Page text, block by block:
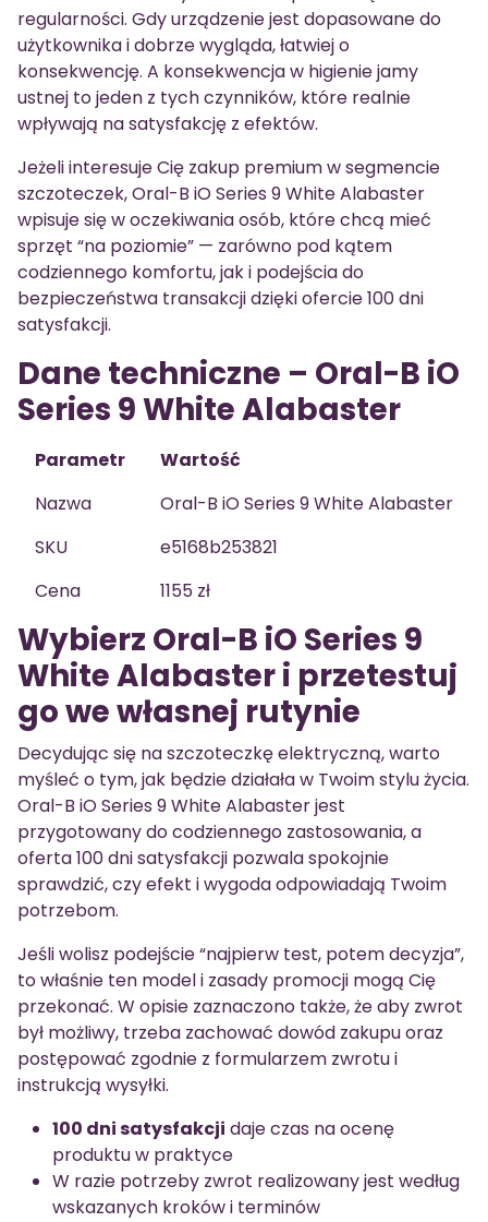
regularności. Gdy urządzenie jest dopasowane do
użytkownika i dobrze wygląda, łatwiej o
konsekwencję. A konsekwencja w higienie jamy
ustnej to jeden z tych czynników, które realnie
wpływają na satysfakcję z efektów.
Jeżeli interesuje Cię zakup premium w segmencie
szczoteczek, Oral-B iO Series 9 White Alabaster
wpisuje się w oczekiwania osób, które chcą mieć
sprzęt “na poziomie” — zarówno pod kątem
codziennego komfortu, jak i podejścia do
bezpieczeństwa transakcji dzięki ofercie 100 dni
satysfakcji.
Dane techniczne – Oral-B iO
Series 9 White Alabaster
Parametr
Wartość
Nazwa
Oral-B iO Series 9 White Alabaster
SKU
e5168b253821
Cena
1155 zł
Wybierz Oral-B iO Series 9
White Alabaster i przetestuj
go we własnej rutynie
Decydując się na szczoteczkę elektryczną, warto
myśleć o tym, jak będzie działała w Twoim stylu życia.
Oral-B iO Series 9 White Alabaster jest
przygotowany do codziennego zastosowania, a
oferta 100 dni satysfakcji pozwala spokojnie
sprawdzić, czy efekt i wygoda odpowiadają Twoim
potrzebom.
Jeśli wolisz podejście “najpierw test, potem decyzja”,
to właśnie ten model i zasady promocji mogą Cię
przekonać. W opisie zaznaczono także, że aby zwrot
był możliwy, trzeba zachować dowód zakupu oraz
postępować zgodnie z formularzem zwrotu i
instrukcją wysyłki.
100 dni satysfakcji daje czas na ocenę
produktu w praktyce
W razie potrzeby zwrot realizowany jest według
wskazanych kroków i terminów